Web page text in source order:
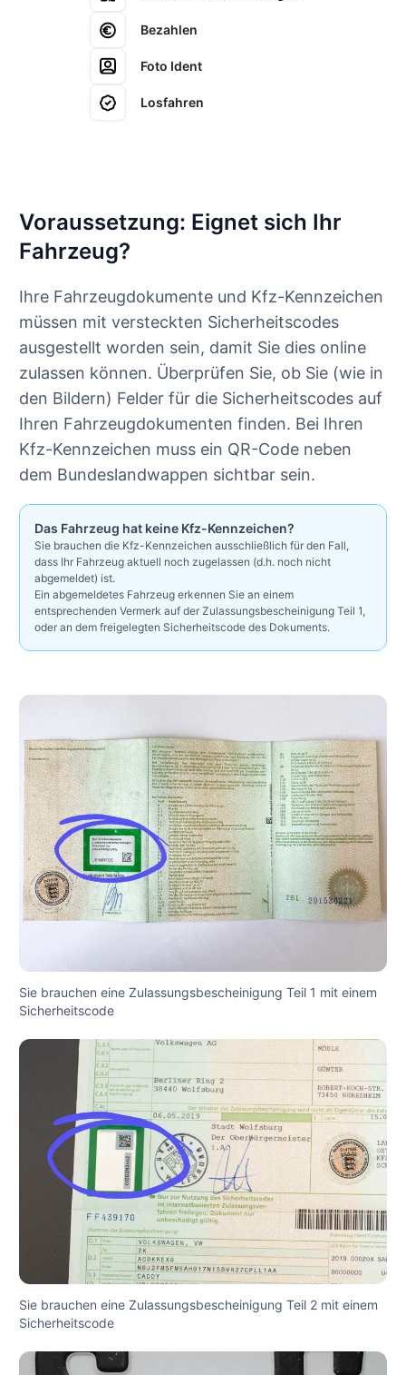
Bezahlen
Foto Ident
Losfahren
Voraussetzung: Eignet sich Ihr
Fahrzeug?
Ihre Fahrzeugdokumente und Kfz-Kennzeichen
müssen mit versteckten Sicherheitscodes
ausgestellt worden sein, damit Sie dies online
zulassen können. Überprüfen Sie, ob Sie (wie in
den Bildern) Felder für die Sicherheitscodes auf
Ihren Fahrzeugdokumenten finden. Bei Ihren
Kfz-Kennzeichen muss ein QR-Code neben
dem Bundeslandwappen sichtbar sein.
Das Fahrzeug hat keine Kfz-Kennzeichen?
Sie brauchen die Kfz-Kennzeichen ausschließlich für den Fall,
dass Ihr Fahrzeug aktuell noch zugelassen (d.h. noch nicht
abgemeldet) ist.
Ein abgemeldetes Fahrzeug erkennen Sie an einem
entsprechenden Vermerk auf der Zulassungsbescheinigung Teil 1,
oder an dem freigelegten Sicherheitscode des Dokuments.
Sie brauchen eine Zulassungsbescheinigung Teil 1 mit einem
Sicherheitscode
Sie brauchen eine Zulassungsbescheinigung Teil 2 mit einem
Sicherheitscode